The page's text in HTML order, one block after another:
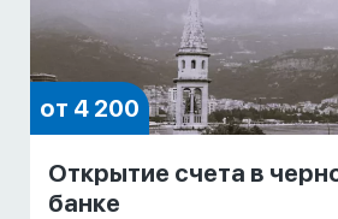
от 4 200
Открытие счета в
банке